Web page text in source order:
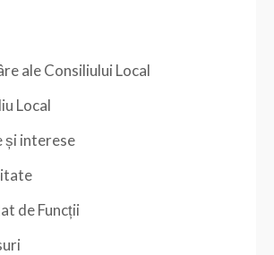
ale Consiliului Local
Local
și interese
de Funcții